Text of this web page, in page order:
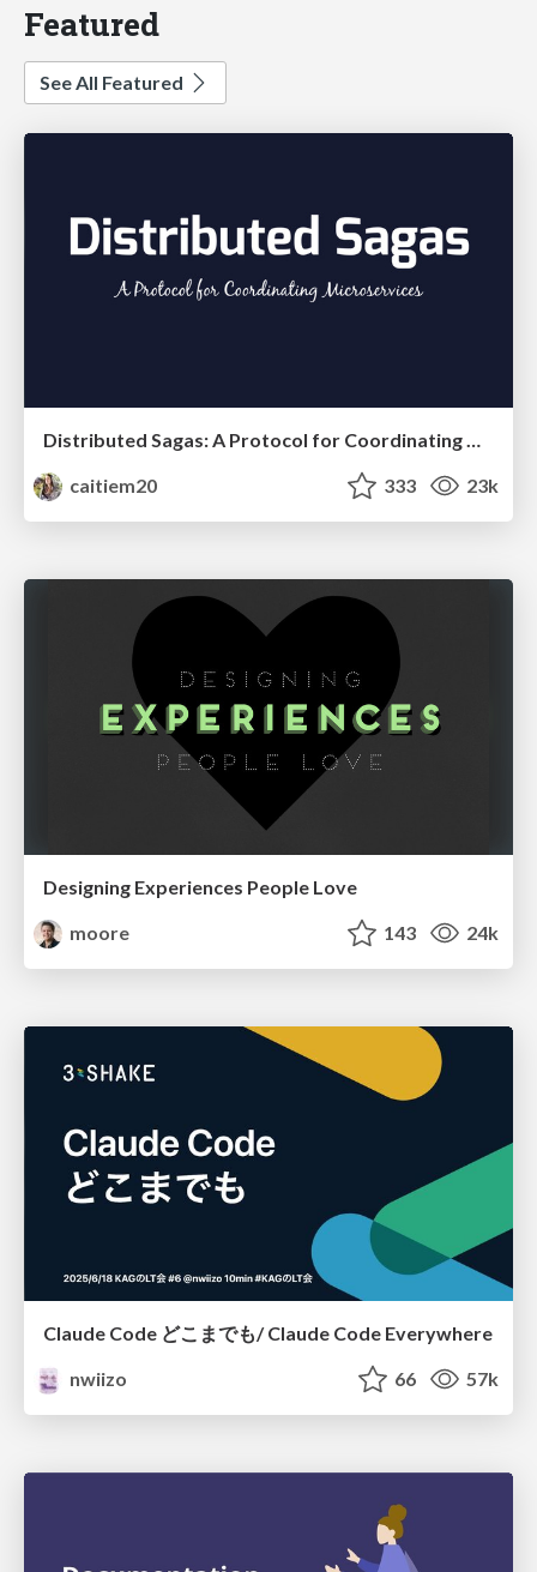
Featured
See All Featured
Distributed Sagas: A Protocol for Coordinating Microservices
caitiem20
333 23k
Designing Experiences People Love
moore
143 24k
Claude Code どこまでも/ Claude Code Everywhere
nwiizo
66 57k